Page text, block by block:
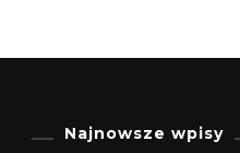
Najnowsze wpisy